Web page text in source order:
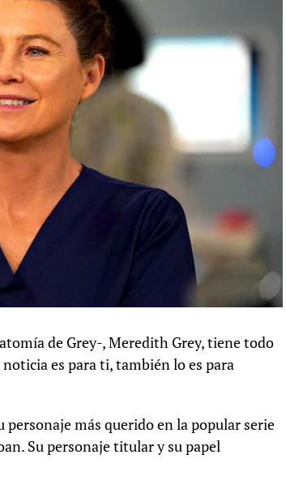
de Grey-, Meredith Grey, tiene todo
es para ti, también lo es para
más querido en la popular serie
Su personaje titular y su papel